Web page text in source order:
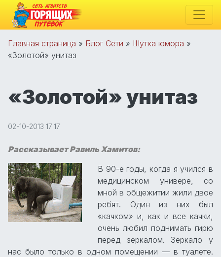
Главная страница » Блог Сети » Шутка юмора »
«Золотой» унитаз
«Золотой» унитаз
02-10-2013 17:17
Рассказывает Равиль Хамитов:
В 90-е годы, когда я учился в
медицинском универе, со
мной в общежитии жили двое
ребят. Один из них был
«качком» и, как и все качки,
очень любил поднимать гирю
перед зеркалом. Зеркало у
нас было только в одном помещении — в туалете.